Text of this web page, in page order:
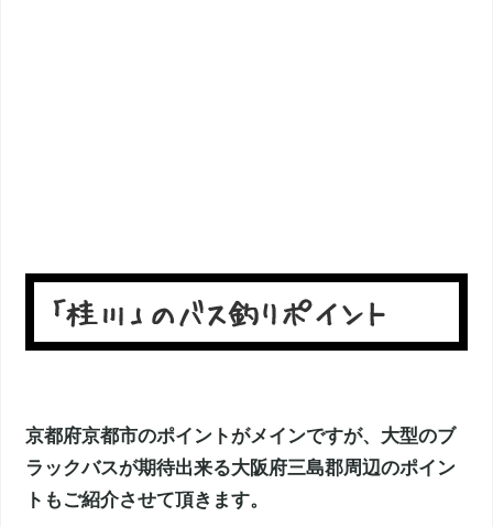
「桂川」のバス釣りポイント
京都府京都市のポイントがメインですが、大型のブ
ラックバスが期待出来る大阪府三島郡周辺のポイン
トもご紹介させて頂きます。